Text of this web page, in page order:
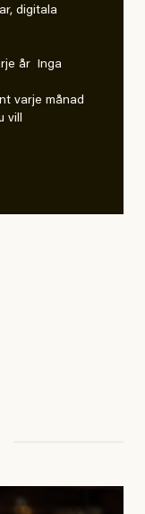
digitala
år Inga
varje månad
vill